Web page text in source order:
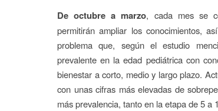
De octubre a marzo, cada mes se
permitirán ampliar los conocimientos,
problema que, según el estudio
prevalente en la edad pediátrica con
bienestar a corto, medio y largo plazo.
con unas cifras más elevadas de
más prevalencia, tanto en la etapa de 5 a